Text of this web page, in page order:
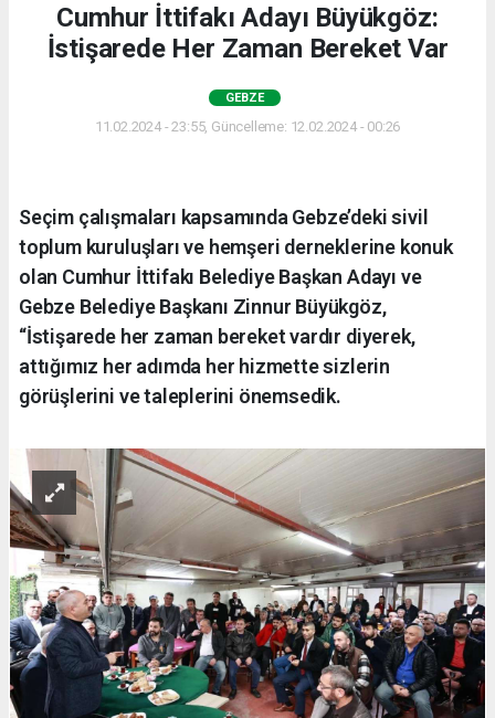
Cumhur İttifakı Adayı Büyükgöz:
İstişarede Her Zaman Bereket Var
GEBZE
11.02.2024 - 23:55, Güncelleme: 12.02.2024 - 00:26
Seçim çalışmaları kapsamında Gebze’deki sivil
toplum kuruluşları ve hemşeri derneklerine konuk
olan Cumhur İttifakı Belediye Başkan Adayı ve
Gebze Belediye Başkanı Zinnur Büyükgöz,
“İstişarede her zaman bereket vardır diyerek,
attığımız her adımda her hizmette sizlerin
görüşlerini ve taleplerini önemsedik.